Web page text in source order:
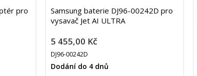
pro
Samsung baterie DJ96-00242D pro
vysavač Jet AI ULTRA
5 455,00 Kč
DJ96-00242D
Dodání do 4 dnů